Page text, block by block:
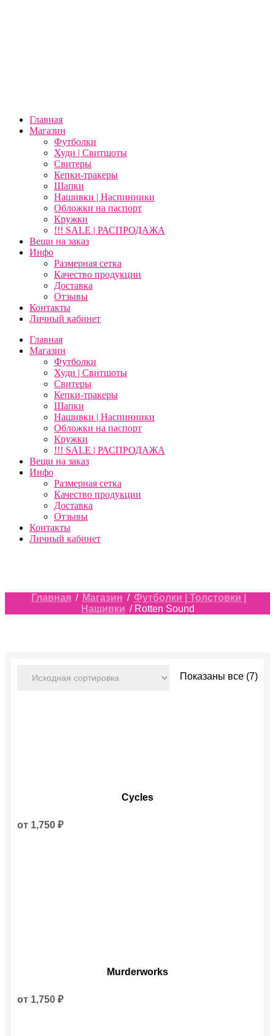
Главная
Магазин
Футболки
Худи | Свитшоты
Свитеры
Кепки-тракеры
Шапки
Нашивки | Наспинники
Обложки на паспорт
Кружки
!!! SALE | РАСПРОДАЖА
Вещи на заказ
Инфо
Размерная сетка
Качество продукции
Доставка
Отзывы
Контакты
Личный кабинет
Главная
Магазин
Футболки
Худи | Свитшоты
Свитеры
Кепки-тракеры
Шапки
Нашивки | Наспинники
Обложки на паспорт
Кружки
!!! SALE | РАСПРОДАЖА
Вещи на заказ
Инфо
Размерная сетка
Качество продукции
Доставка
Отзывы
Контакты
Личный кабинет
Главная / Магазин / Футболки | Толстовки |
Нашивки / Rotten Sound
Показаны все (7)
несколько
Cycles
от 1,750 ₽
несколько
Murderworks
от 1,750 ₽